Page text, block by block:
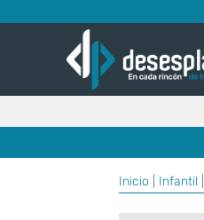
Inicio Infantil